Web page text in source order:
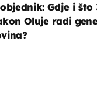
Gdje i što
Oluje radi